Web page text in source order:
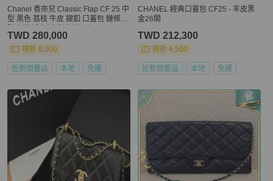
Chanel 香奈兒 Classic Flap CF 25 中
型 黑色 荔枝 牛皮 銀釦 口蓋包 鏈條包
TWD 280,000
現折 8,000
近新閒置品 本地 免運
CHANEL 經典口蓋包 CF25 - 羊皮黑
金26開
TWD 212,300
現折 4,500
近新閒置品 本地 免運